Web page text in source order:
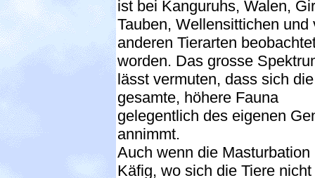
ist bei Kanguruhs, Walen,
Tauben, Wellensittichen und
anderen Tierarten
worden. Das grosse
lässt vermuten, dass sich die
gesamte, höhere Fauna
gelegentlich des eigenen
annimmt.
Auch wenn die Masturbation
Käfig, wo sich die Tiere nicht